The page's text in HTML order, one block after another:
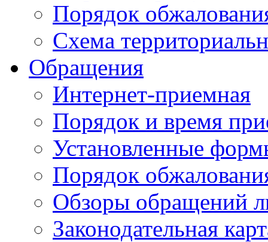
Порядок
Схема
Обращения
Интернет-приемная
Порядок и время
Установленные
Порядок
Обзоры обращений
Законодательная